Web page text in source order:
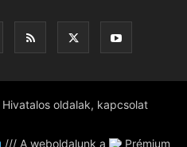
Hivatalos oldalak, kapcsolat
/// A weboldalunk a Prémium